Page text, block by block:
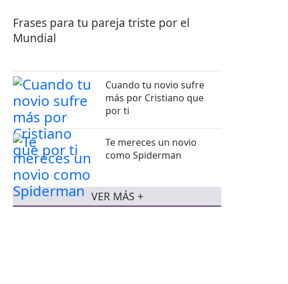
Frases para tu pareja triste por el
Mundial
Cuando tu novio sufre
más por Cristiano que
por ti
Te mereces un novio
como Spiderman
VER MÁS +